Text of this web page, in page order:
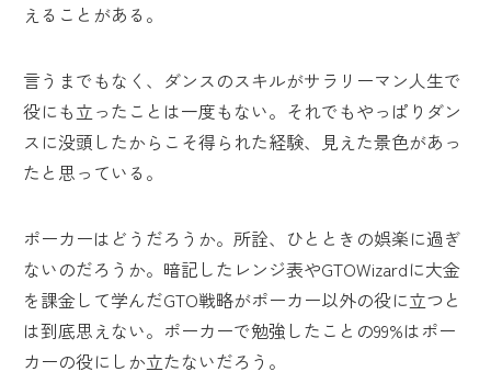
えることがある。
言うまでもなく、ダンスのスキルがサラリーマン人生で
役にも立ったことは一度もない。それでもやっぱりダン
スに没頭したからこそ得られた経験、見えた景色があっ
たと思っている。
ポーカーはどうだろうか。所詮、ひとときの娯楽に過ぎ
ないのだろうか。暗記したレンジ表やGTOWizardに大金
を課金して学んだGTO戦略がポーカー以外の役に立つと
は到底思えない。ポーカーで勉強したことの99%はポー
カーの役にしか立たないだろう。